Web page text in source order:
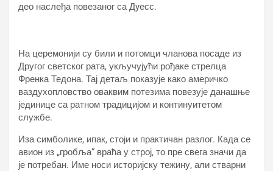
део наслеђа повезаног са Дyесс.
На церемонији су били и потомци чланова посаде из
Другог светског рата, укључујући рођаке стрелца
Френка Тедона. Тај детаљ показује како америчко
ваздухопловство оваквим потезима повезује данашње
јединице са ратном традицијом и континуитетом
службе.
Иза симболике, ипак, стоји и практичан разлог. Када се
авион из „гробља“ враћа у строј, то пре свега значи да
је потребан. Име носи историјску тежину, али стварни